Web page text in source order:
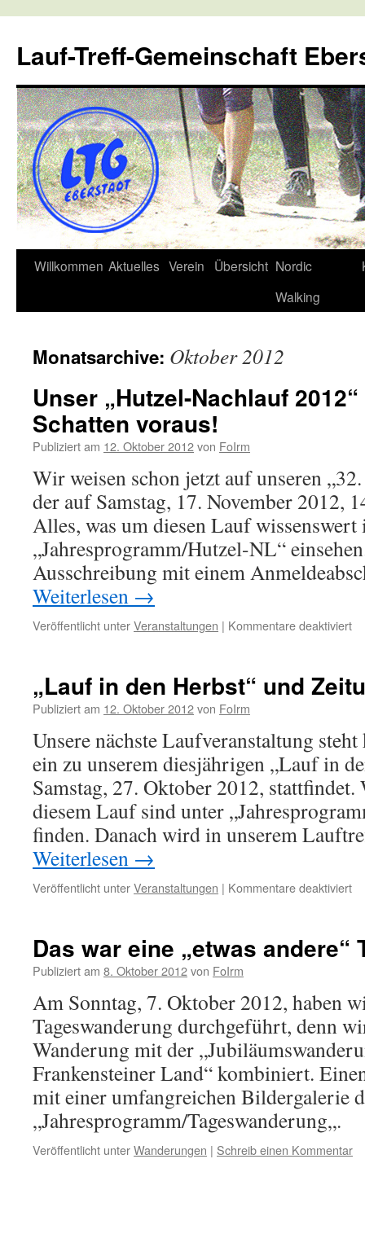
Lauf-Treff-Gemeinschaft
Zum
Willkommen Aktuelles Verein Übersicht Nordic
Walking
Monatsarchive: Oktober 2012
Unser „Hutzel-Nachlauf
Schatten voraus!
Publiziert am 12. Oktober 2012von FoIrm
Wir weisen schon jetzt auf unseren
der auf Samstag, 17. November 2012,
Alles, was um diesen Lauf
„Jahresprogramm/Hutzel-NL“
Ausschreibung mit einem
Weiterlesen →
Veröffentlicht unterVeranstaltungen | Kommentare deaktiviertfür
„Lauf in den Herbst“ und
Publiziert am 12. Oktober 2012von FoIrm
Unsere nächste Laufveranstaltung
ein zu unserem diesjährigen „Lauf in
Samstag, 27. Oktober 2012, stattfindet.
diesem Lauf sind unter
finden. Danach wird in unserem
Weiterlesen →
Veröffentlicht unterVeranstaltungen | Kommentare deaktiviertfür
Das war eine „etwas andere“
Publiziert am 8. Oktober 2012von FoIrm
Am Sonntag, 7. Oktober 2012, haben
Tageswanderung durchgeführt, denn
Wanderung mit der
Frankensteiner Land“ kombiniert.
mit einer umfangreichen Bildergalerie
„Jahresprogramm/Tageswanderung„.
Veröffentlicht unterWanderungen | Schreib einen Kommentar